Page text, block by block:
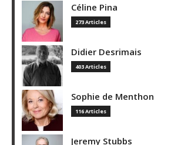
Céline Pina
273 Articles
Didier Desrimais
403 Articles
Sophie de Menthon
116 Articles
Jeremy Stubbs